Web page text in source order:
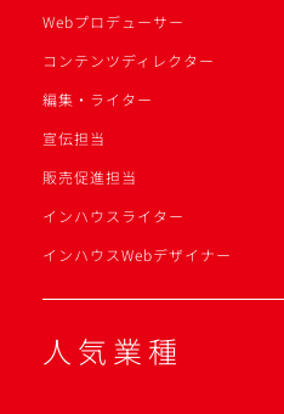
Webプロデューサー
コンテンツディレクター
編集・ライター
宣伝担当
販売促進担当
インハウスライター
インハウスWebデザイナー
人気業種